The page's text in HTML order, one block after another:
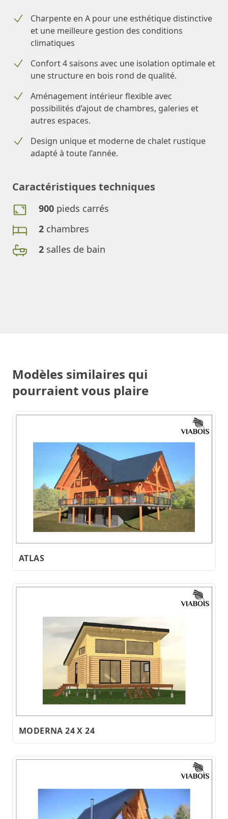
Charpente en A pour une esthétique distinctive
et une meilleure gestion des conditions
climatiques
Confort 4 saisons avec une isolation optimale et
une structure en bois rond de qualité.
Aménagement intérieur flexible avec
possibilités d’ajout de chambres, galeries et
autres espaces.
Design unique et moderne de chalet rustique
adapté à toute l’année.
Caractéristiques techniques
900 pieds carrés
2 chambres
2 salles de bain
Modèles similaires qui
pourraient vous plaire
ATLAS
MODERNA 24 X 24